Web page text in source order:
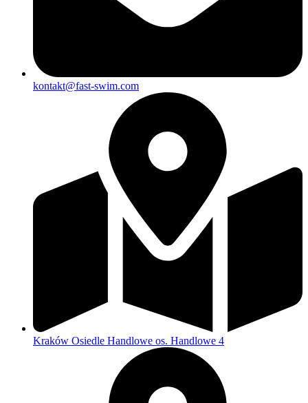
kontakt@fast-swim.com
Kraków Osiedle Handlowe os. Handlowe 4